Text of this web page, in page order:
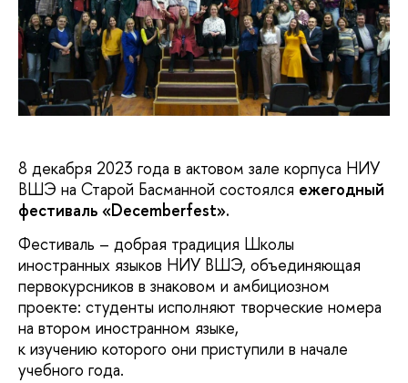
8 декабря 2023 года в актовом зале корпуса НИУ
ВШЭ на Старой Басманной состоялся ежегодный
фестиваль «Decemberfest».
Фестиваль – добрая традиция Школы
иностранных языков НИУ ВШЭ, объединяющая
первокурсников в знаковом и амбициозном
проекте: студенты исполняют творческие номера
на втором иностранном языке,
к изучению которого они приступили в начале
учебного года.